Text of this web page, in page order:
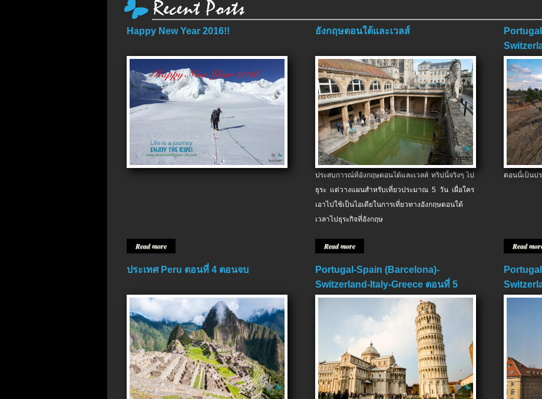
Happy New Year 2016!!
Read more
อังกฤษตอนใต้และเวลส์
ประสบการณ์ที่อังกฤษตอนใต้และเวลส์ ทริปนี้จริงๆ ไป
ธุระ แต่วางแผนสำหรับเที่ยวประมาณ 5 วัน เผื่อใคร
เอาไปใช้เป็นไอเดียในการเที่ยวทางอังกฤษตอนใต้
เวลาไปธุระกิจที่อังกฤษ
Read more
ตอนจบ
ตอนนี้เป็นป
Read
ประเทศ Peru ตอนที่ 4 ตอนจบ
Portugal-Spain (Barcelona)-
Switzerland-Italy-Greece ตอนที่ 5